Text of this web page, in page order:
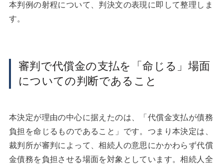
本判例の射程について、判決文の表現に即して整理しま
す。
審判で代償金の支払を「命じる」場面
についての判断であること
本決定が理由の中心に据えたのは、「代償金支払が債務
負担を命じるものであること」です。つまり本決定は、
裁判所が審判によって、相続人の意思にかかわらず代償
金債務を負担させる場面を対象としています。相続人全